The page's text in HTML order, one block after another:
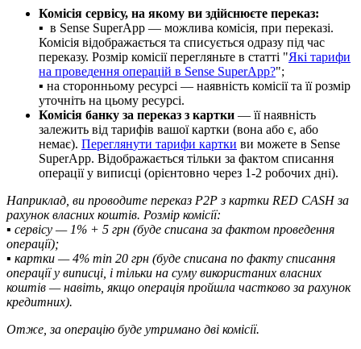
Комісія сервісу, на якому ви здійснюєте переказ:
▪ в Sense SuperApp — можлива комісія, при переказі.
Комісія відображається та списується одразу під час
переказу. Розмір комісії перегляньте в статті "Які тарифи
на проведення операцій в Sense SuperApp?";
▪ на сторонньому ресурсі — наявність комісії та її розмір
уточніть на цьому ресурсі.
Комісія банку за переказ з картки — її наявність
залежить від тарифів вашої картки (вона або є, або
немає). Переглянути тарифи картки ви можете в Sense
SuperApp. Відображається тільки за фактом списання
операції у виписці (орієнтовно через 1-2 робочих дні).
Наприклад, ви проводите переказ Р2Р з картки RED CASH за
рахунок власних коштів. Розмір комісії:
▪ сервісу — 1% + 5 грн (буде списана за фактом проведення
операції);
▪ картки — 4% min 20 грн (буде списана по факту списання
операції у виписці, і тільки на суму використаних власних
коштів — навіть, якщо операція пройшла частково за рахунок
кредитних).
Отже, за операцію буде утримано дві комісії.